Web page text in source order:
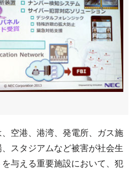
、空港、港湾、発電所、ガス施
スタジアムなど被害が社会生
与える重要施設において、犯